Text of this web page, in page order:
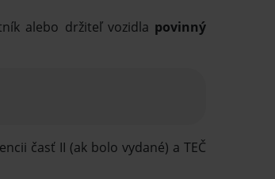
alebo držiteľ vozidla povinný
časť II (ak bolo vydané) a TEČ